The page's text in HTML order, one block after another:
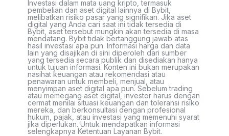
Investasi dalam mata uang kripto, termasuk
pembelian dan aset digital lainnya di Bybit,
melibatkan risiko pasar yang signifikan. Jika aset
digital yang Anda cari saat ini tidak tersedia di
Bybit, aset tersebut mungkin akan tersedia di masa
mendatang. Bybit tidak bertanggung jawab atas
hasil investasi apa pun. Informasi harga dan data
lain yang disajikan di sini diperoleh dari sumber
yang tersedia secara publik dan disediakan hanya
untuk tujuan informasi. Konten ini bukan merupakan
nasihat keuangan atau rekomendasi atau
penawaran untuk membeli, menjual, atau
menyimpan aset digital apa pun. Sebelum trading
atau memegang aset digital, investor harus dengan
cermat menilai situasi keuangan dan toleransi risiko
mereka, dan berkonsultasi dengan profesional
hukum, pajak, atau investasi yang memenuhi syarat
jika diperlukan. Untuk mendapatkan informasi
selengkapnya Ketentuan Layanan Bybit.